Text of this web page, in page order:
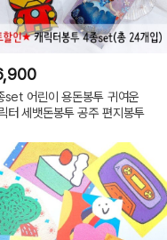
set 어린이 용돈봉투 귀여운
터 세뱃돈봉투 공주 편지봉투